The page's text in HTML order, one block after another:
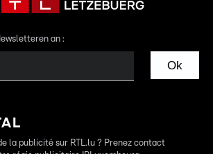
an :
Ok
la publicité sur RTL.lu ? Prenez contact